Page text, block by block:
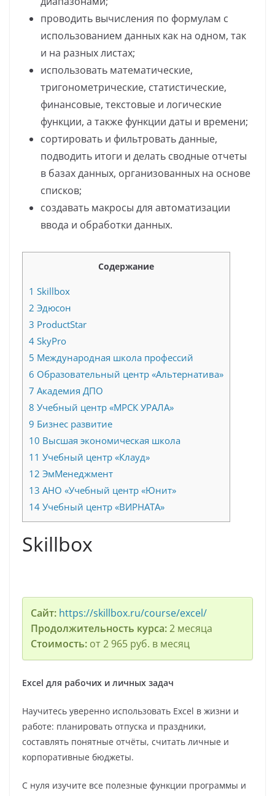
проводить вычисления по формулам с
использованием данных как на одном, так
и на разных листах;
использовать математические,
тригонометрические, статистические,
финансовые, текстовые и логические
функции, а также функции даты и времени;
сортировать и фильтровать данные,
подводить итоги и делать сводные отчеты
в базах данных, организованных на основе
списков;
создавать макросы для автоматизации
ввода и обработки данных.
Содержание
1 Skillbox
2 Эдюсон
3 ProductStar
4 SkyPro
5 Международная школа профессий
6 Образовательный центр «Альтернатива»
7 Академия ДПО
8 Учебный центр «МРСК УРАЛА»
9 Бизнес развитие
10 Высшая экономическая школа
11 Учебный центр «Клауд»
12 ЭмМенеджмент
13 АНО «Учебный центр «Юнит»
14 Учебный центр «ВИРНАТА»
Skillbox
Сайт: https://skillbox.ru/course/excel/
Продолжительность курса:2 месяца
Стоимость:от 2 965 руб. в месяц
Excel для рабочих и личных задач
Научитесь уверенно использовать Excel в жизни и
работе: планировать отпуска и праздники,
составлять понятные отчёты, считать личные и
корпоративные бюджеты.
С нуля изучите все полезные функции программы и